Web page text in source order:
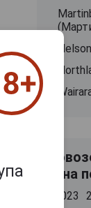
вина
2023